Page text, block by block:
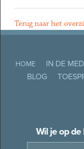
Terug naar het
HOME IN DE
BLOG
Wil je op